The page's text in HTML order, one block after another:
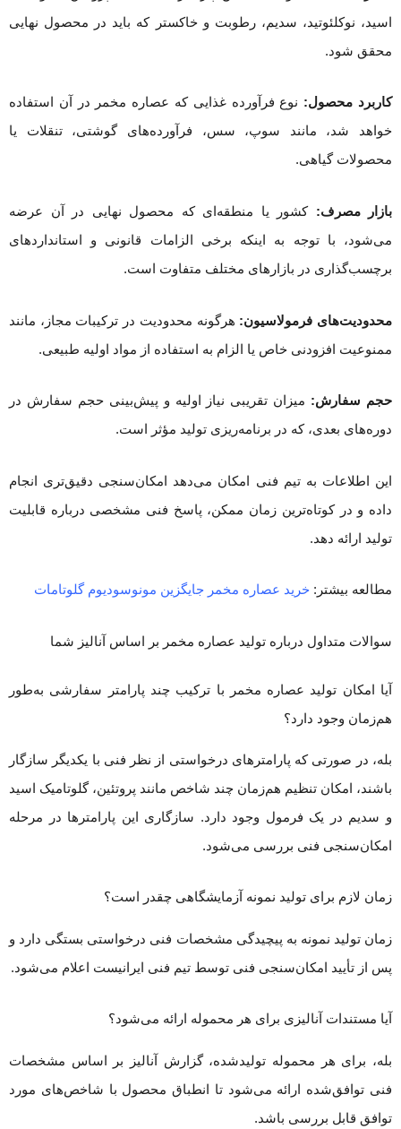
اسید، نوکلئوتید، سدیم، رطوبت و خاکستر که باید در محصول نهایی
محقق شود.
کاربرد محصول: نوع فرآورده غذایی که عصاره مخمر در آن استفاده
خواهد شد، مانند سوپ، سس، فرآورده‌های گوشتی، تنقلات یا
محصولات گیاهی.
بازار مصرف: کشور یا منطقه‌ای که محصول نهایی در آن عرضه
می‌شود، با توجه به اینکه برخی الزامات قانونی و استانداردهای
برچسب‌گذاری در بازارهای مختلف متفاوت است.
محدودیت‌های فرمولاسیون: هرگونه محدودیت در ترکیبات مجاز، مانند
ممنوعیت افزودنی خاص یا الزام به استفاده از مواد اولیه طبیعی.
حجم سفارش: میزان تقریبی نیاز اولیه و پیش‌بینی حجم سفارش در
دوره‌های بعدی، که در برنامه‌ریزی تولید مؤثر است.
این اطلاعات به تیم فنی امکان می‌دهد امکان‌سنجی دقیق‌تری انجام
داده و در کوتاه‌ترین زمان ممکن، پاسخ فنی مشخصی درباره قابلیت
تولید ارائه دهد.
مطالعه بیشتر: خرید عصاره مخمر جایگزین مونوسودیوم گلوتامات
سوالات متداول درباره تولید عصاره مخمر بر اساس آنالیز شما
آیا امکان تولید عصاره مخمر با ترکیب چند پارامتر سفارشی به‌طور
هم‌زمان وجود دارد؟
بله، در صورتی که پارامترهای درخواستی از نظر فنی با یکدیگر سازگار
باشند، امکان تنظیم هم‌زمان چند شاخص مانند پروتئین، گلوتامیک اسید
و سدیم در یک فرمول وجود دارد. سازگاری این پارامترها در مرحله
امکان‌سنجی فنی بررسی می‌شود.
زمان لازم برای تولید نمونه آزمایشگاهی چقدر است؟
زمان تولید نمونه به پیچیدگی مشخصات فنی درخواستی بستگی دارد و
پس از تأیید امکان‌سنجی فنی توسط تیم فنی ایرانیست اعلام می‌شود.
آیا مستندات آنالیزی برای هر محموله ارائه می‌شود؟
بله، برای هر محموله تولیدشده، گزارش آنالیز بر اساس مشخصات
فنی توافق‌شده ارائه می‌شود تا انطباق محصول با شاخص‌های مورد
توافق قابل بررسی باشد.